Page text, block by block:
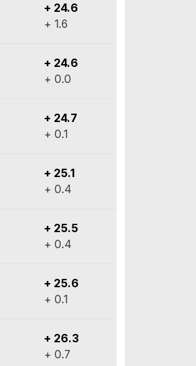
+ 24.6
+ 1.6
+ 24.6
+ 0.0
+ 24.7
+ 0.1
+ 25.1
+ 0.4
+ 25.5
+ 0.4
+ 25.6
+ 0.1
+ 26.3
+ 0.7